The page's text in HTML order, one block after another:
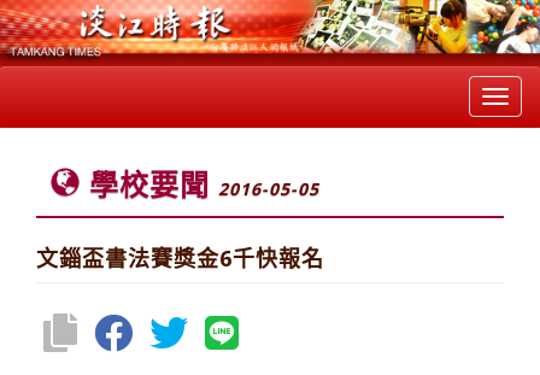
學校要聞 2016-05-05
文錙盃書法賽獎金6千快報名